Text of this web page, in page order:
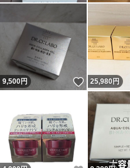
9,500円 いいね！
25,980 円